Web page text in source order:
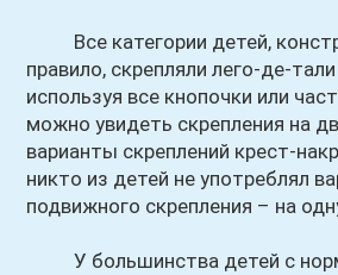
Все категории детей,
правило, скрепляли лего-де-
используя все кнопочки или
можно увидеть скрепления на
варианты скреплений крест-
никто из детей не употреблял
подвижного скрепления – на
У большинства детей с